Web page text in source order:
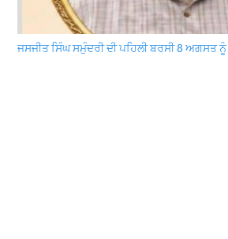
ਜਸਜੀਤ ਸਿੰਘ ਸਮੁੰਦਰੀ ਦੀ ਪਹਿਲੀ ਬਰਸੀ 8 ਅਗਸਤ ਨੂੰ